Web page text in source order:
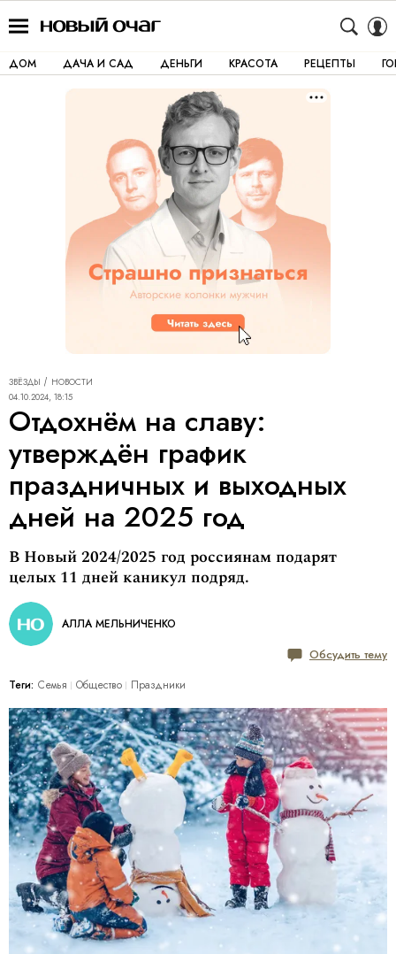
ДОМ ДАЧА И САД ДЕНЬГИ КРАСОТА РЕЦЕПТЫ
ЗВЁЗДЫ
НОВОСТИ
04.10.2024, 18:15
Отдохнём на славу:
утверждён график
праздничных и выходных
дней на 2025 год
​​​​​​​В Новый 2024/2025 год россиянам подарят
целых 11 дней каникул подряд.
АЛЛА МЕЛЬНИЧЕНКО
Обсудить тему
Теги: Семья Общество Праздники